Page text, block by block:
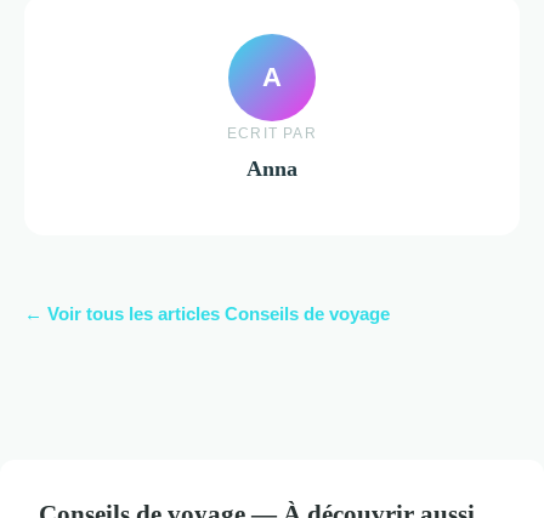
A
ECRIT PAR
Anna
← Voir tous les articles Conseils de voyage